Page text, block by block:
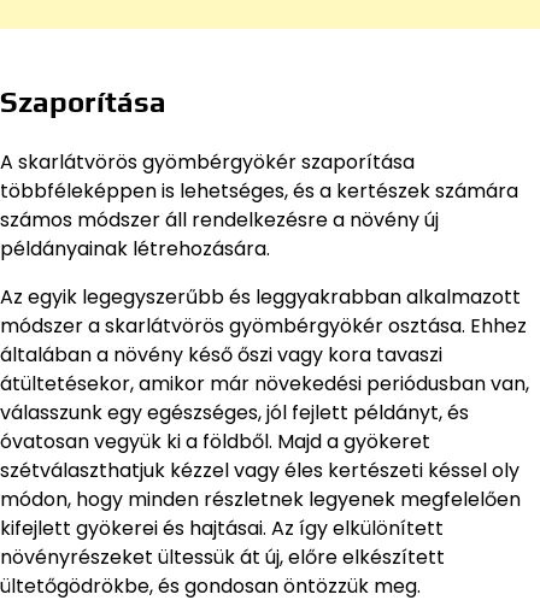
Szaporítása
A skarlátvörös gyömbérgyökér szaporítása
többféleképpen is lehetséges, és a kertészek számára
számos módszer áll rendelkezésre a növény új
példányainak létrehozására.
Az egyik legegyszerűbb és leggyakrabban alkalmazott
módszer a skarlátvörös gyömbérgyökér osztása. Ehhez
általában a növény késő őszi vagy kora tavaszi
átültetésekor, amikor már növekedési periódusban van,
válasszunk egy egészséges, jól fejlett példányt, és
óvatosan vegyük ki a földből. Majd a gyökeret
szétválaszthatjuk kézzel vagy éles kertészeti késsel oly
módon, hogy minden részletnek legyenek megfelelően
kifejlett gyökerei és hajtásai. Az így elkülönített
növényrészeket ültessük át új, előre elkészített
ültetőgödrökbe, és gondosan öntözzük meg.